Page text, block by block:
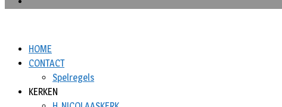
HOME
CONTACT
Spelregels
KERKEN